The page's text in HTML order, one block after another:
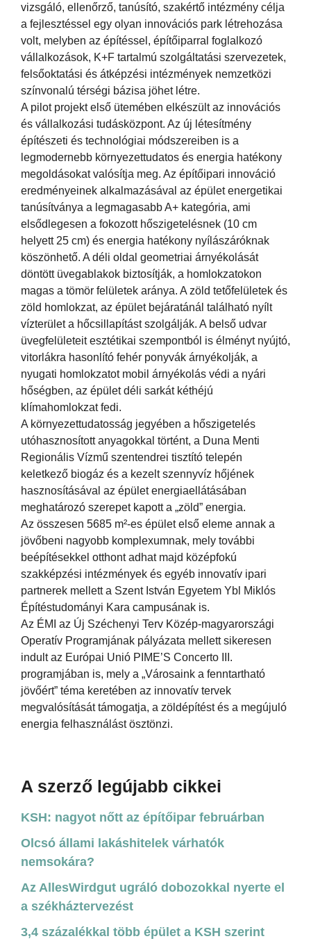
vizsgáló, ellenőrző, tanúsító, szakértő intézmény célja
a fejlesztéssel egy olyan innovációs park létrehozása
volt, melyben az építéssel, építőiparral foglalkozó
vállalkozások, K+F tartalmú szolgáltatási szervezetek,
felsőoktatási és átképzési intézmények nemzetközi
színvonalú térségi bázisa jöhet létre.
A pilot projekt első ütemében elkészült az innovációs
és vállalkozási tudásközpont. Az új létesítmény
építészeti és technológiai módszereiben is a
legmodernebb környezettudatos és energia hatékony
megoldásokat valósítja meg. Az építőipari innováció
eredményeinek alkalmazásával az épület energetikai
tanúsítványa a legmagasabb A+ kategória, ami
elsődlegesen a fokozott hőszigetelésnek (10 cm
helyett 25 cm) és energia hatékony nyílászáróknak
köszönhető. A déli oldal geometriai árnyékolását
döntött üvegablakok biztosítják, a homlokzatokon
magas a tömör felületek aránya. A zöld tetőfelületek és
zöld homlokzat, az épület bejáratánál található nyílt
vízterület a hőcsillapítást szolgálják. A belső udvar
üvegfelületeit esztétikai szempontból is élményt nyújtó,
vitorlákra hasonlító fehér ponyvák árnyékolják, a
nyugati homlokzatot mobil árnyékolás védi a nyári
hőségben, az épület déli sarkát kéthéjú
klímahomlokzat fedi.
A környezettudatosság jegyében a hőszigetelés
utóhasznosított anyagokkal történt, a Duna Menti
Regionális Vízmű szentendrei tisztító telepén
keletkező biogáz és a kezelt szennyvíz hőjének
hasznosításával az épület energiaellátásában
meghatározó szerepet kapott a „zöld” energia.
Az összesen 5685 m²-es épület első eleme annak a
jövőbeni nagyobb komplexumnak, mely további
beépítésekkel otthont adhat majd középfokú
szakképzési intézmények és egyéb innovatív ipari
partnerek mellett a Szent István Egyetem Ybl Miklós
Építéstudományi Kara campusának is.
Az ÉMI az Új Széchenyi Terv Közép-magyarországi
Operatív Programjának pályázata mellett sikeresen
indult az Európai Unió PIME’S Concerto III.
programjában is, mely a „Városaink a fenntartható
jövőért” téma keretében az innovatív tervek
megvalósítását támogatja, a zöldépítést és a megújuló
energia felhasználást ösztönzi.
A szerző legújabb cikkei
KSH: nagyot nőtt az építőipar februárban
Olcsó állami lakáshitelek várhatók
nemsokára?
Az AllesWirdgut ugráló dobozokkal nyerte el
a székháztervezést
3,4 százalékkal több épület a KSH szerint